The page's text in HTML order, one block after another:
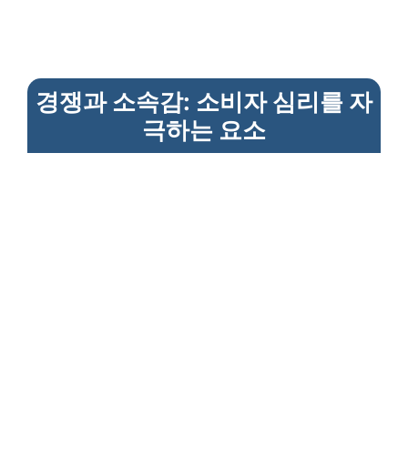
경쟁과 소속감: 소비자 심리를 자
극하는 요소